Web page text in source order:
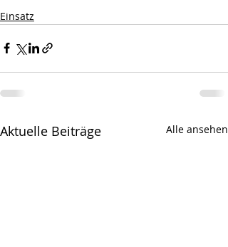
Einsatz
Aktuelle Beiträge Alle ansehen